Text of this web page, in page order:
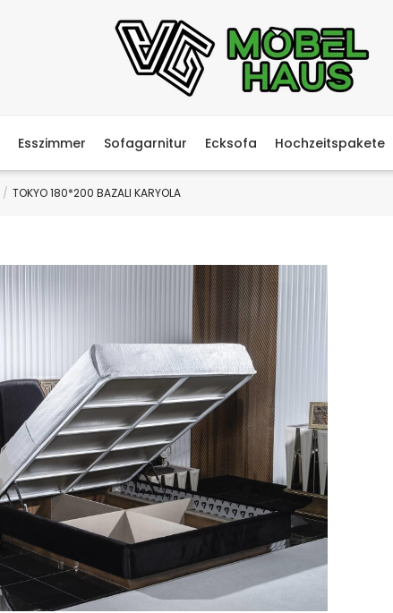
Esszimmer Sofagarnitur Ecksofa Hochzeitspakete
TOKYO 180*200 BAZALI KARYOLA